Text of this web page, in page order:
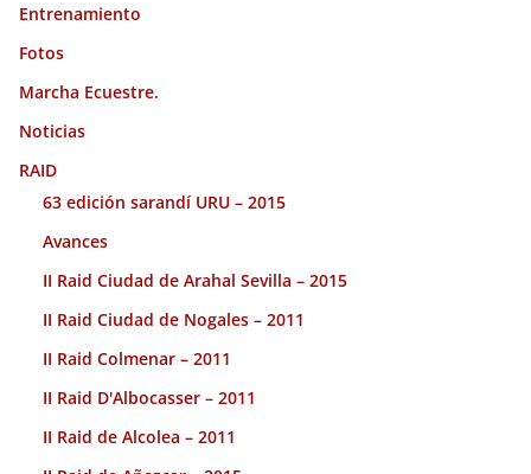
Entrenamiento
Fotos
Marcha Ecuestre.
Noticias
RAID
63 edición sarandí URU – 2015
Avances
II Raid Ciudad de Arahal Sevilla – 2015
II Raid Ciudad de Nogales – 2011
II Raid Colmenar – 2011
II Raid D'Albocasser – 2011
II Raid de Alcolea – 2011